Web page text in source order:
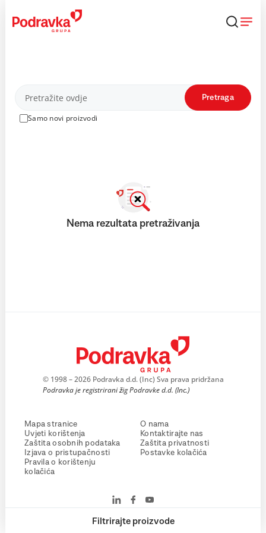
content
Proizvodi
Samo novi proizvodi
Pretraga
Filtrirajte proizvode
Nema rezultata pretraživanja
© 1998 – 2026 Podravka d.d. (Inc) Sva prava pridržana
Podravka je registrirani žig Podravke d.d. (Inc.)
Mapa stranice
Uvjeti korištenja
Zaštita osobnih podataka
Izjava o pristupačnosti
Pravila o korištenju
kolačića
O nama
Kontaktirajte nas
Zaštita privatnosti
Postavke kolačića